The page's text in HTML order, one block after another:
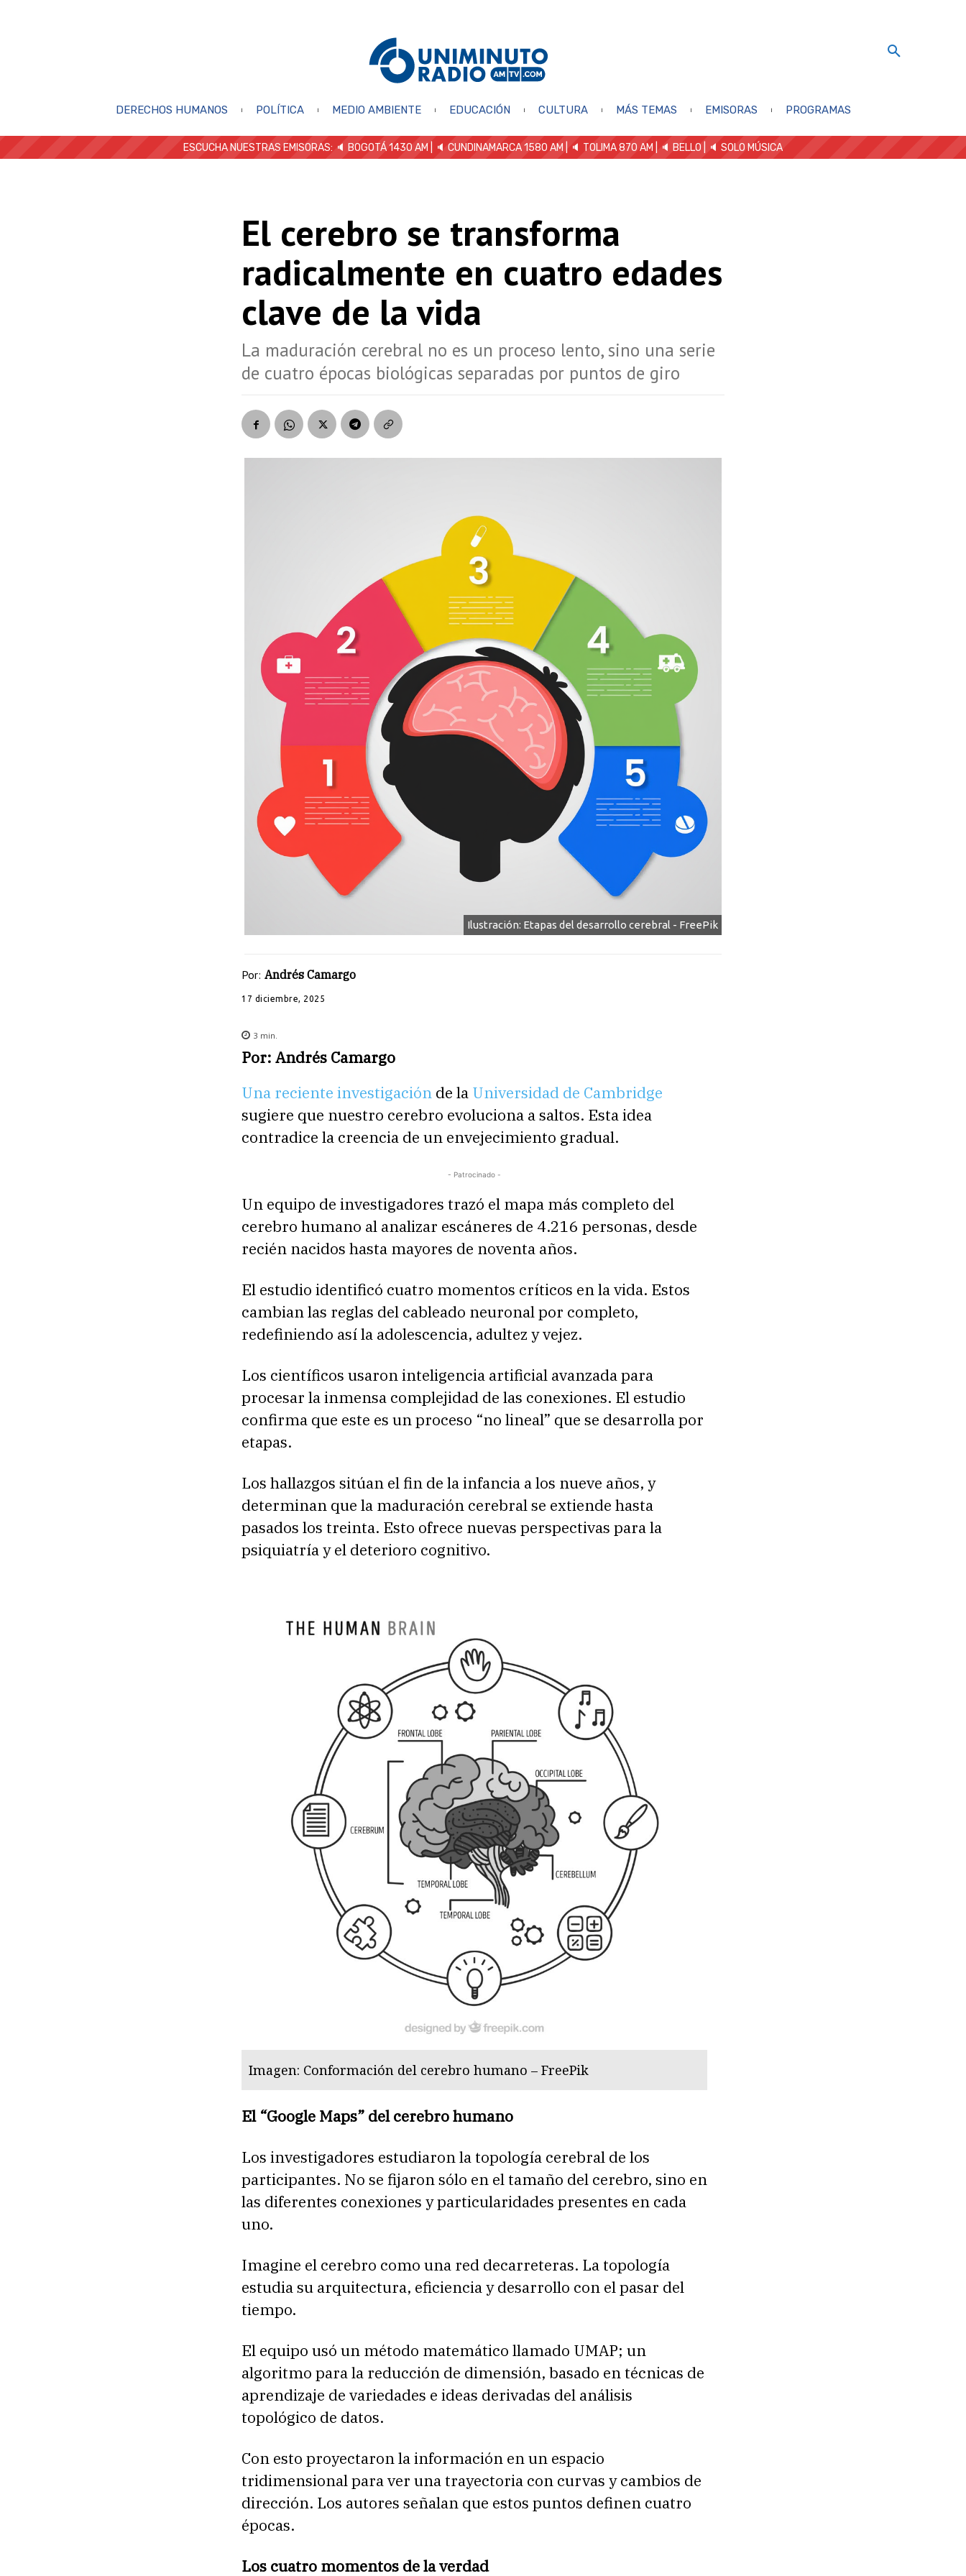
DERECHOS HUMANOS POLÍTICA MEDIO AMBIENTE EDUCACIÓN CULTURA MÁS TEMAS EMISORAS PROGRAMAS
ESCUCHA NUESTRAS EMISORAS: 🔈 BOGOTÁ 1430 AM | 🔈 CUNDINAMARCA 1580 AM | 🔈 TOLIMA 870 AM | 🔈 BELLO 🔈 SOLO MÚSICA
El cerebro se transforma
radicalmente en cuatro edades
clave de la vida
La maduración cerebral no es un proceso lento, sino una serie
de cuatro épocas biológicas separadas por puntos de giro
Ilustración: Etapas del desarrollo cerebral - FreePik
Por: Andrés Camargo
17 diciembre, 2025
3 min.
Por: Andrés Camargo
Una reciente investigación de la Universidad de Cambridge
sugiere que nuestro cerebro evoluciona a saltos. Esta idea
contradice la creencia de un envejecimiento gradual.
- Patrocinado -
Un equipo de investigadores trazó el mapa más completo del
cerebro humano al analizar escáneres de 4.216 personas, desde
recién nacidos hasta mayores de noventa años.
El estudio identificó cuatro momentos críticos en la vida. Estos
cambian las reglas del cableado neuronal por completo,
redefiniendo así la adolescencia, adultez y vejez.
Los científicos usaron inteligencia artificial avanzada para
procesar la inmensa complejidad de las conexiones. El estudio
confirma que este es un proceso “no lineal” que se desarrolla por
etapas.
Los hallazgos sitúan el fin de la infancia a los nueve años, y
determinan que la maduración cerebral se extiende hasta
pasados los treinta. Esto ofrece nuevas perspectivas para la
psiquiatría y el deterioro cognitivo.
Imagen: Conformación del cerebro humano – FreePik
El “Google Maps” del cerebro humano
Los investigadores estudiaron la topología cerebral de los
participantes. No se fijaron sólo en el tamaño del cerebro, sino en
las diferentes conexiones y particularidades presentes en cada
uno.
Imagine el cerebro como una red decarreteras. La topología
estudia su arquitectura, eficiencia y desarrollo con el pasar del
tiempo.
El equipo usó un método matemático llamado UMAP; un
algoritmo para la reducción de dimensión, basado en técnicas de
aprendizaje de variedades e ideas derivadas del análisis
topológico de datos.
Con esto proyectaron la información en un espacio
tridimensional para ver una trayectoria con curvas y cambios de
dirección. Los autores señalan que estos puntos definen cuatro
épocas.
Los cuatro momentos de la verdad